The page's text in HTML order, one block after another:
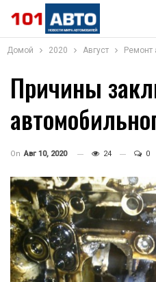
Домой 2020 Август Ремонт
Причины
On Авг 10, 2020 24 0